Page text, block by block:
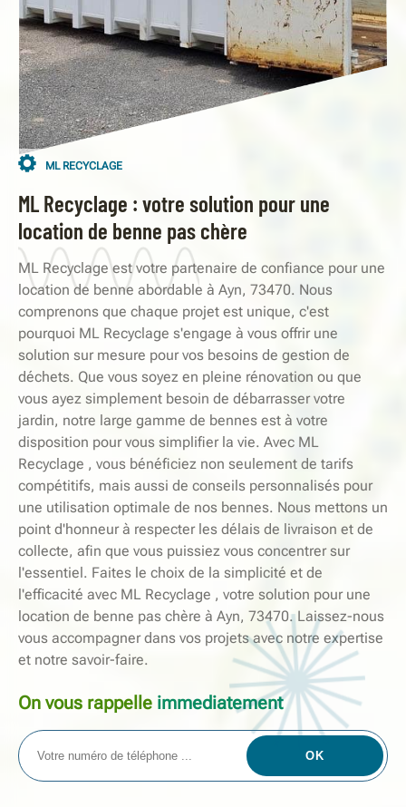
ML RECYCLAGE
ML Recyclage : votre solution pour une
location de benne pas chère
ML Recyclage est votre partenaire de confiance pour une
location de benne abordable à Ayn, 73470. Nous
comprenons que chaque projet est unique, c'est
pourquoi ML Recyclage s'engage à vous offrir une
solution sur mesure pour vos besoins de gestion de
déchets. Que vous soyez en pleine rénovation ou que
vous ayez simplement besoin de débarrasser votre
jardin, notre large gamme de bennes est à votre
disposition pour vous simplifier la vie. Avec ML
Recyclage , vous bénéficiez non seulement de tarifs
compétitifs, mais aussi de conseils personnalisés pour
une utilisation optimale de nos bennes. Nous mettons un
point d'honneur à respecter les délais de livraison et de
collecte, afin que vous puissiez vous concentrer sur
l'essentiel. Faites le choix de la simplicité et de
l'efficacité avec ML Recyclage , votre solution pour une
location de benne pas chère à Ayn, 73470. Laissez-nous
vous accompagner dans vos projets avec notre expertise
et notre savoir-faire.
On vous rappelle immediatement